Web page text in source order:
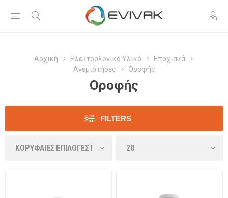
Αρχική Ηλεκτρολογικό Υλικό
Εποχιακά
Ανεμιστήρες
Οροφής
Οροφής
FILTERS